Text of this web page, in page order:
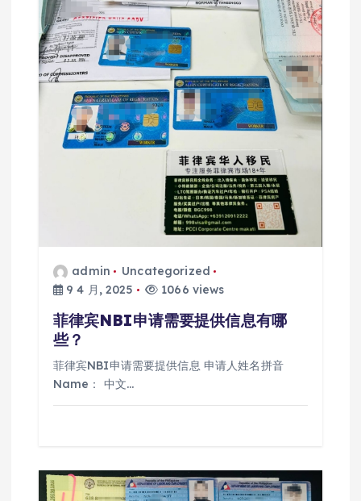
admin
Uncategorized
9 4 月, 2025
1066 views
菲律宾NBI申请需要提供信息有哪
些？
菲律宾NBI申请需要提供信息 申请人姓名拼音
Name： 中文…